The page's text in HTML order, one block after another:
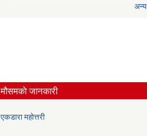
अन्य
मौसमकाे जानकारी
एकडारा महोत्तरी